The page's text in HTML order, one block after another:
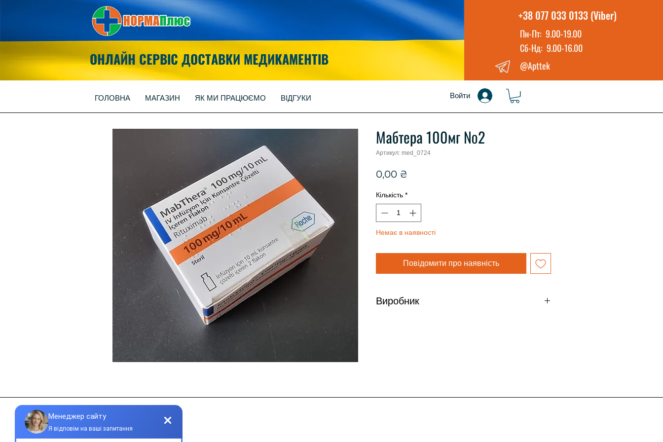
ОНЛАЙН СЕРВІС ДОСТАВКИ МЕДИКАМЕНТІВ
+38 077 033 0133 (Viber)
Пн-Пт: 9.00-19.00
Сб-Нд: 9.00-16.00
@Apttek
ГОЛОВНА МАГАЗИН ЯК МИ ПРАЦЮЄМО ВІДГУКИ Войти
Мабтера 100мг №2
Артикул: med_0724
0,00 ₴
Кількість *
Немає в наявності
Повідомити про наявність
Виробник